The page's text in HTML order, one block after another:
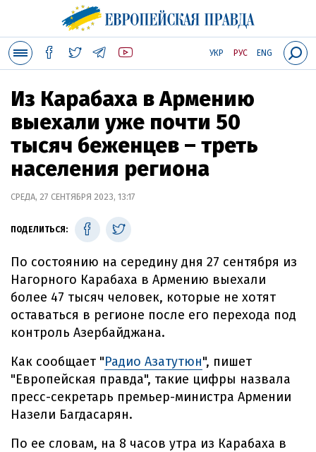
УКР РУС ENG
Из Карабаха в Армению
выехали уже почти 50
тысяч беженцев – треть
населения региона
СРЕДА, 27 СЕНТЯБРЯ 2023, 13:17
ПОДЕЛИТЬСЯ:
По состоянию на середину дня 27 сентября из
Нагорного Карабаха в Армению выехали
более 47 тысяч человек, которые не хотят
оставаться в регионе после его перехода под
контроль Азербайджана.
Как сообщает "Радио Азатутюн", пишет
"Европейская правда", такие цифры назвала
пресс-секретарь премьер-министра Армении
Назели Багдасарян.
По ее словам, на 8 часов утра из Карабаха в